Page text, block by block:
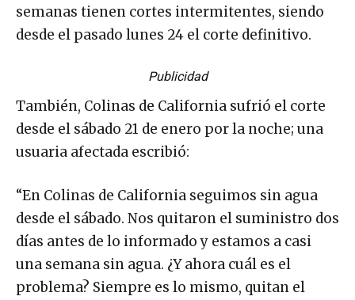
semanas tienen cortes intermitentes, siendo
desde el pasado lunes 24 el corte definitivo.
Publicidad
También, Colinas de California sufrió el corte
desde el sábado 21 de enero por la noche; una
usuaria afectada escribió:
“En Colinas de California seguimos sin agua
desde el sábado. Nos quitaron el suministro dos
días antes de lo informado y estamos a casi
una semana sin agua. ¿Y ahora cuál es el
problema? Siempre es lo mismo, quitan el